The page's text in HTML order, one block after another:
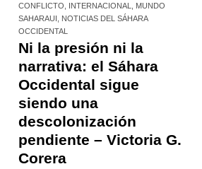
CONFLICTO
INTERNACIONAL
MUNDO
SAHARAUI
NOTICIAS DEL SÁHARA
OCCIDENTAL
Ni la presión ni la
narrativa: el Sáhara
Occidental sigue
siendo una
descolonización
pendiente – Victoria G.
Corera